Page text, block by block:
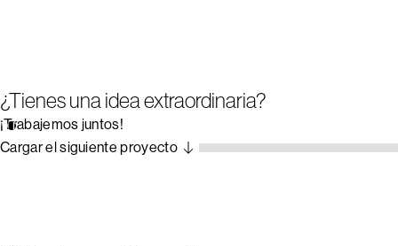
¿Tienes una idea extraordinaria?
¡Trabajemos juntos!
Cargar el siguiente proyecto